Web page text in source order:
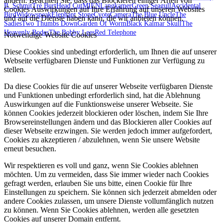
B. SchmitTré BurtHead CutMIENLangkamerGreen SeagullAccidental
BirdWidowspeakElephant StoneCyoteCameraThe Blue UncleThe
SadiesTwo Thumbs DownGarden Of WormBlack Kalmar SkullThe
Heavenly BodesThe Bobby LeesRed Telephone
Cookies Auswirkungen auf Ihre Erfahrung auf unseren Websites
und auf die Dienste haben kann, die wir anbieten können.
Notwendige Website Cookies
Diese Cookies sind unbedingt erforderlich, um Ihnen die auf unserer
Webseite verfügbaren Dienste und Funktionen zur Verfügung zu
stellen.
Da diese Cookies für die auf unserer Webseite verfügbaren Dienste
und Funktionen unbedingt erforderlich sind, hat die Ablehnung
Auswirkungen auf die Funktionsweise unserer Webseite. Sie
können Cookies jederzeit blockieren oder löschen, indem Sie Ihre
Browsereinstellungen ändern und das Blockieren aller Cookies auf
dieser Webseite erzwingen. Sie werden jedoch immer aufgefordert,
Cookies zu akzeptieren / abzulehnen, wenn Sie unsere Website
erneut besuchen.
Wir respektieren es voll und ganz, wenn Sie Cookies ablehnen
möchten. Um zu vermeiden, dass Sie immer wieder nach Cookies
gefragt werden, erlauben Sie uns bitte, einen Cookie für Ihre
Einstellungen zu speichern. Sie können sich jederzeit abmelden oder
andere Cookies zulassen, um unsere Dienste vollumfänglich nutzen
zu können. Wenn Sie Cookies ablehnen, werden alle gesetzten
Cookies auf unserer Domain entfernt.